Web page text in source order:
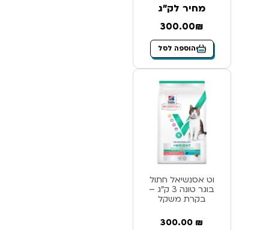
מחיר לק"ג
300.00₪
הוספה לסל
וט אסנשיאל חתול
בוגר טונה 3 ק”ג –
בקרת משקל
300.00 ₪